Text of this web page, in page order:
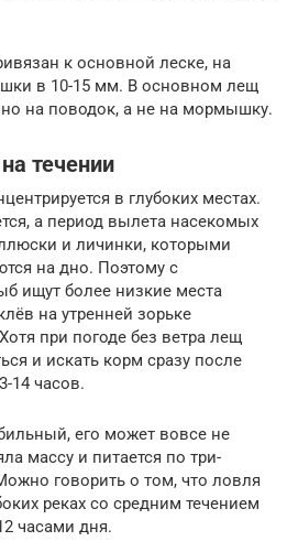
к основной леске, на
в 10-15 мм. В основном лещ
на поводок, а не на мормышку.
течении
в глубоких местах.
а период вылета насекомых
и личинки, которыми
на дно. Поэтому с
ищут более низкие места
на утренней зорьке
при погоде без ветра лещ
и искать корм сразу после
14 часов.
его может вовсе не
массу и питается по три-
говорить о том, что ловля
реках со средним течением
часами дня.